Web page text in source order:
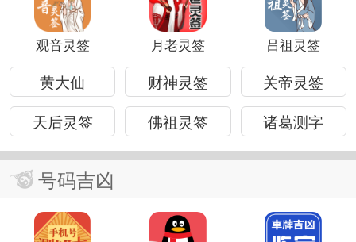
观音灵签 月老灵签 吕祖灵签
黄大仙 财神灵签
关帝灵签
天后灵签
佛祖灵签 诸葛测字
号码吉凶